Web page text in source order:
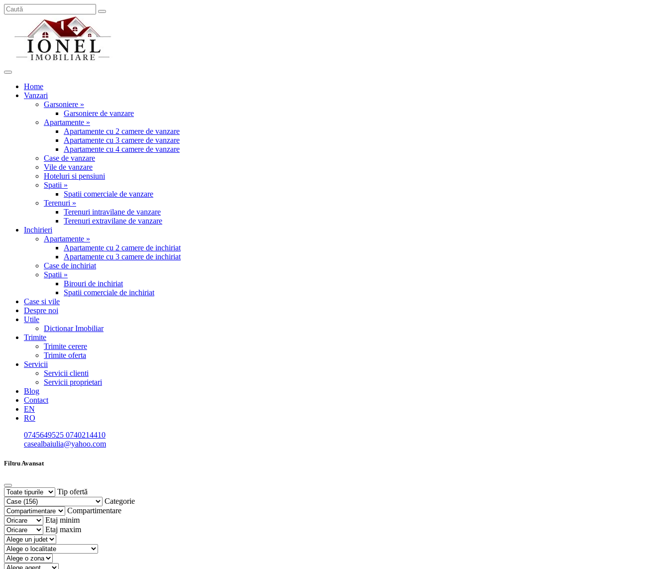
Home
Vanzari
Garsoniere »
Garsoniere de vanzare
Apartamente »
Apartamente cu 2 camere de vanzare
Apartamente cu 3 camere de vanzare
Apartamente cu 4 camere de vanzare
Case de vanzare
Vile de vanzare
Hoteluri si pensiuni
Spatii »
Spatii comerciale de vanzare
Terenuri »
Terenuri intravilane de vanzare
Terenuri extravilane de vanzare
Inchirieri
Apartamente »
Apartamente cu 2 camere de inchiriat
Apartamente cu 3 camere de inchiriat
Case de inchiriat
Spatii »
Birouri de inchiriat
Spatii comerciale de inchiriat
Case si vile
Despre noi
Utile
Dictionar Imobiliar
Trimite
Trimite cerere
Trimite oferta
Servicii
Servicii clienti
Servicii proprietari
Blog
Contact
EN
RO
0745649525 0740214410
casealbaiulia@yahoo.com
Filtru Avansat
Tip ofertă
Categorie
Compartimentare
Etaj minim
Etaj maxim